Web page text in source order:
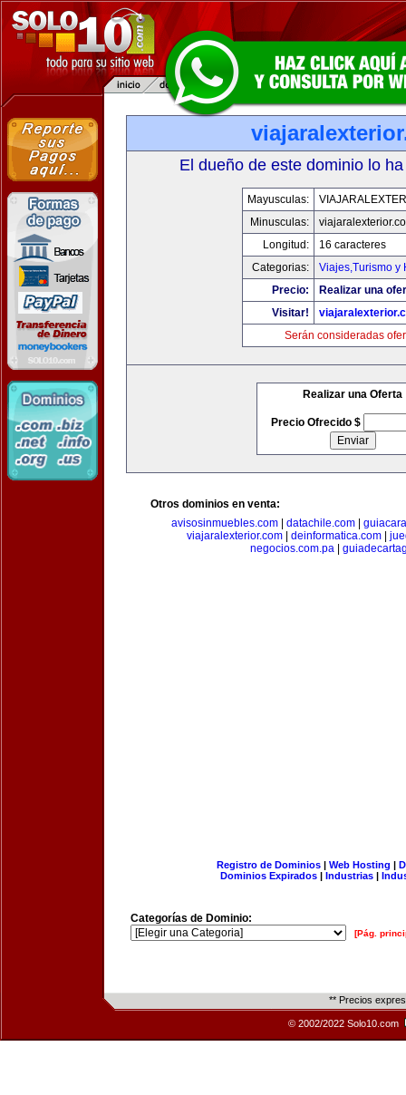
El dueño de este dominio lo
Mayusculas:
Minusculas:
Longitud:
16 caracteres
Categorias:
Viajes,Turismo y
Precio:
Realizar una
Visitar!
Serán consideradas
Realizar una Oferta
Precio Ofrecido $
Otros dominios en venta:
avisosinmuebles.com
datachile.com
viajaralexterior.com| deinformatica.com|
negocios.com.pa|
Registro de Dominios| Web Hosting |
Dominios Expirados | Industrias |
Categorías de Dominio:
[Pág.
** Precios
© 2002/2022 Solo10.com